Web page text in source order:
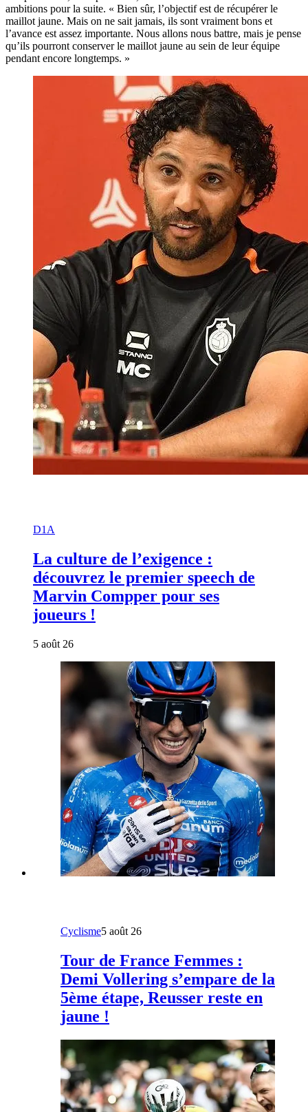
ambitions pour la suite. « Bien sûr, l’objectif est de récupérer le
maillot jaune. Mais on ne sait jamais, ils sont vraiment bons et
l’avance est assez importante. Nous allons nous battre, mais je pense
qu’ils pourront conserver le maillot jaune au sein de leur équipe
pendant encore longtemps. »
D1A
La culture de l’exigence :
découvrez le premier speech de
Marvin Compper pour ses
joueurs !
5 août 26
Cyclisme5 août 26
Tour de France Femmes :
Demi Vollering s’empare de la
5ème étape, Reusser reste en
jaune !